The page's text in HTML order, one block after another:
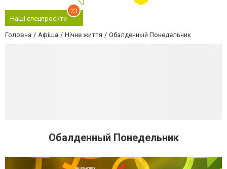
Наші спецпроєкти
23
Головна Афіша Нічне життя Обалденный Понедельник
Обалденный Понедельник